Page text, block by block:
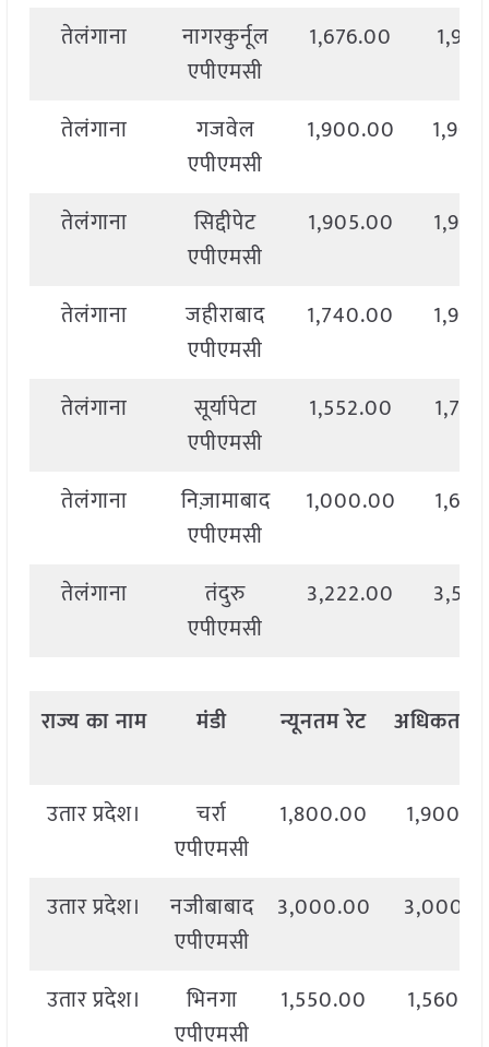
तेलंगाना
नागरकुर्नूल
एपीएमसी
1,676.00
तेलंगाना
गजवेल
एपीएमसी
1,900.00
तेलंगाना
सिद्दीपेट
एपीएमसी
1,905.00
तेलंगाना
जहीराबाद
एपीएमसी
1,740.00
तेलंगाना
सूर्यापेटा
एपीएमसी
1,552.00
तेलंगाना
निज़ामाबाद
एपीएमसी
1,000.00
तेलंगाना
तंदुरु
एपीएमसी
3,222.00
राज्यकानाम मंडी न्यूनतमरेट अधिकतम
उतार प्रदेश।
चर्रा
एपीएमसी
1,800.00
उतार प्रदेश।
नजीबाबाद
एपीएमसी
3,000.00
उतार प्रदेश।
भिनगा
एपीएमसी
1,550.00